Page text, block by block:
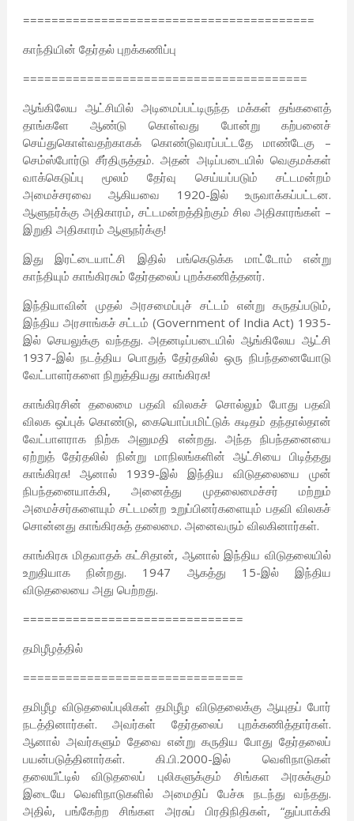
=========================================
காந்தியின் தேர்தல் புறக்கணிப்பு
========================================
ஆங்கிலேய ஆட்சியில் அடிமைப்பட்டிருந்த மக்கள் தங்களைத்
தாங்களே ஆண்டு கொள்வது போன்று கற்பனைச்
செய்துகொள்வதற்காகக் கொண்டுவரப்பட்டதே மாண்டேகு –
செம்ஸ்போர்டு சீர்திருத்தம். அதன் அடிப்படையில் வெகுமக்கள்
வாக்கெடுப்பு மூலம் தேர்வு செய்யப்படும் சட்டமன்றம்
அமைச்சரவை ஆகியவை 1920-இல் உருவாக்கப்பட்டன.
ஆளுநர்க்கு அதிகாரம், சட்டமன்றத்திற்கும் சில அதிகாரங்கள் –
இறுதி அதிகாரம் ஆளுநர்க்கு!
இது இரட்டையாட்சி இதில் பங்கெடுக்க மாட்டோம் என்று
காந்தியும் காங்கிரசும் தேர்தலைப் புறக்கணித்தனர்.
இந்தியாவின் முதல் அரசமைப்புச் சட்டம் என்று கருதப்படும்,
இந்திய அரசாங்கச் சட்டம் (Government of India Act) 1935-
இல் செயலுக்கு வந்தது. அதனடிப்படையில் ஆங்கிலேய ஆட்சி
1937-இல் நடத்திய பொதுத் தேர்தலில் ஒரு நிபந்தனையோடு
வேட்பாளர்களை நிறுத்தியது காங்கிரசு!
காங்கிரசின் தலைமை பதவி விலகச் சொல்லும் போது பதவி
விலக ஒப்புக் கொண்டு, கையொப்பமிட்டுக் கடிதம் தந்தால்தான்
வேட்பாளராக நிற்க அனுமதி என்றது. அந்த நிபந்தனையை
ஏற்றுத் தேர்தலில் நின்று மாநிலங்களின் ஆட்சியை பிடித்தது
காங்கிரசு! ஆனால் 1939-இல் இந்திய விடுதலையை முன்
நிபந்தனையாக்கி, அனைத்து முதலைமைச்சர் மற்றும்
அமைச்சர்களையும் சட்டமன்ற உறுப்பினர்களையும் பதவி விலகச்
சொன்னது காங்கிரசுத் தலைமை. அனைவரும் விலகினார்கள்.
காங்கிரசு மிதவாதக் கட்சிதான், ஆனால் இந்திய விடுதலையில்
உறுதியாக நின்றது. 1947 ஆகத்து 15-இல் இந்திய
விடுதலையை அது பெற்றது.
===============================
தமிழீழத்தில்
===============================
தமிழீழ விடுதலைப்புலிகள் தமிழீழ விடுதலைக்கு ஆயுதப் போர்
நடத்தினார்கள். அவர்கள் தேர்தலைப் புறக்கணித்தார்கள்.
ஆனால் அவர்களும் தேவை என்று கருதிய போது தேர்தலைப்
பயன்படுத்தினார்கள். கி.பி.2000-இல் வெளிநாடுகள்
தலையீட்டில் விடுதலைப் புலிகளுக்கும் சிங்கள அரசுக்கும்
இடையே வெளிநாடுகளில் அமைதிப் பேச்சு நடந்து வந்தது.
அதில், பங்கேற்ற சிங்கள அரசுப் பிரதிநிதிகள், “துப்பாக்கி